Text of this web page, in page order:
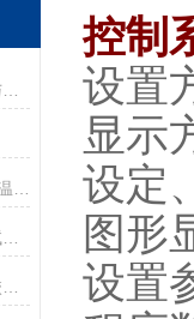
紫外线老化试验箱常用灯管的分类与适用范围
控制
设置
显示
设定
图形
设置